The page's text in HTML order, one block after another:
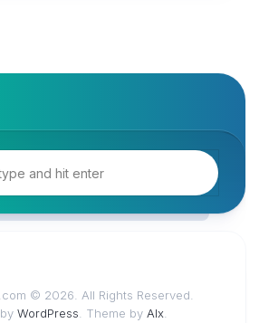
© 2026. All Rights Reserved.
WordPress . Theme by Alx